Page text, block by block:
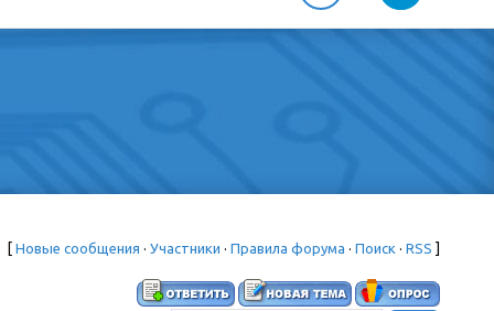
[ Новые сообщения · Участники · Правила форума · Поиск · RSS ]